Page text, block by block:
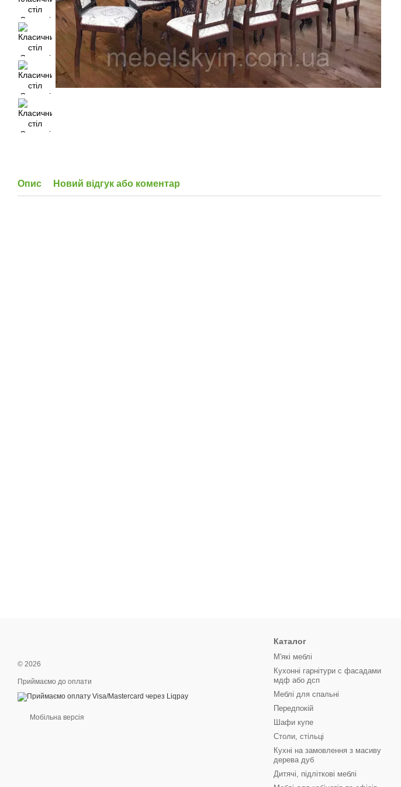
Опис Новий відгук або коментар
© 2026
Приймаємо до оплати
Мобільна версія
Каталог
М'які меблі
Кухонні гарнітури с фасадами
мдф або дсп
Меблі для спальні
Передпокій
Шафи купе
Столи, стільці
Кухні на замовлення з масиву
дерева дуб
Дитячі, підліткові меблі